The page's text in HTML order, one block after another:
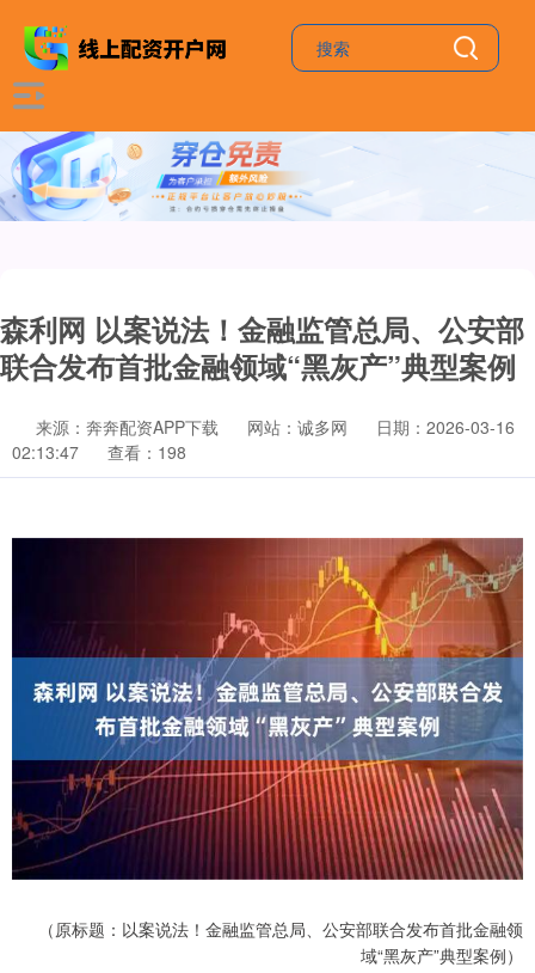
森利网 以案说法！金融监管总局、公安部
联合发布首批金融领域“黑灰产”典型案例
来源：奔奔配资APP下载 网站：诚多网
日期：2026-03-16
02:13:47
查看：198
（原标题：以案说法！金融监管总局、公安部联合发布首批金融领
域“黑灰产”典型案例）